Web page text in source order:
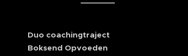
Duo coachingtraject
Boksend Opvoeden